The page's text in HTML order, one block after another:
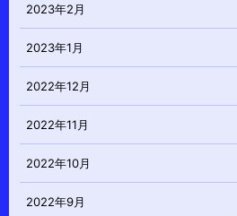
2023年2月
2023年1月
2022年12月
2022年11月
2022年10月
2022年9月